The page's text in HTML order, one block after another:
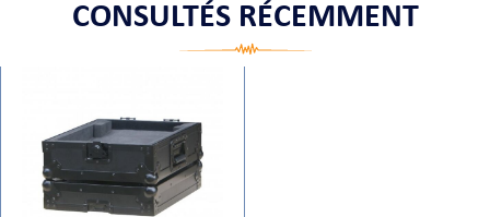
CONSULTÉS RÉCEMMENT